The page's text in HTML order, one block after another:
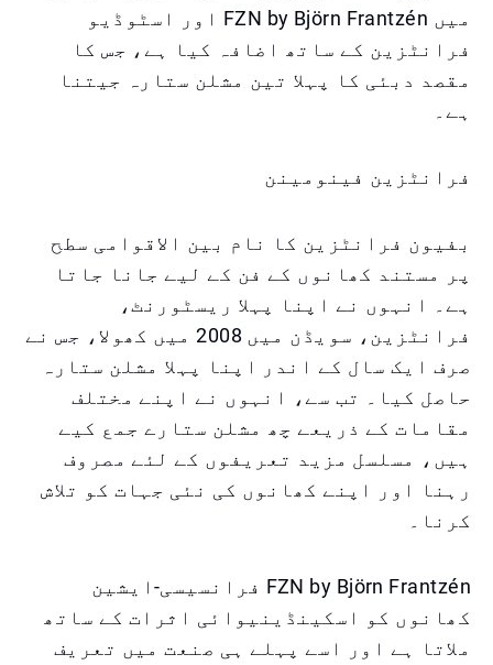
میں FZN by Björn Frantzén اور اسٹوڈیو
فرانٹزین کے ساتھ اضافہ کیا ہے، جس کا
مقصد دبئی کا پہلا تین مشلن ستارہ جیتنا
ہے۔
فرانٹزین فینومینن
بفیون فرانٹزین کا نام بین الاقوامی سطح
پر مستند کھانوں کے فن کے لیے جانا جاتا
ہے۔ انہوں نے اپنا پہلا ریسٹورنٹ،
فرانٹزین، سویڈن میں 2008 میں کھولا، جس نے
صرف ایک سال کے اندر اپنا پہلا مشلن ستارہ
حاصل کیا۔ تب سے، انہوں نے اپنے مختلف
مقامات کے ذریعے چھ مشلن ستارے جمع کیے
ہیں، مسلسل مزید تعریفوں کے لئے مصروف
رہنا اور اپنے کھانوں کی نئی جہات کو تلاش
کرنا۔
FZN by Björn Frantzén فرانسیسی-ایشین
کھانوں کو اسکینڈینیوائی اثرات کے ساتھ
ملاتا ہے اور اسے پہلے ہی صنعت میں تعریف